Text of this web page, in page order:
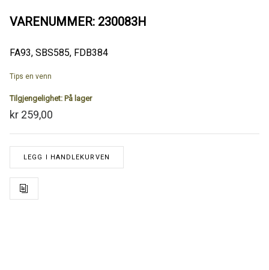
VARENUMMER: 230083H
FA93, SBS585, FDB384
Tips en venn
Tilgjengelighet: På lager
kr 259,00
LEGG I HANDLEKURVEN